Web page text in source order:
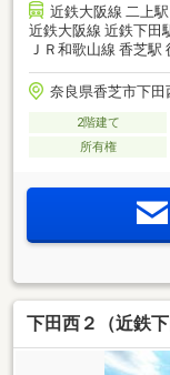
近鉄大阪線 二上
近鉄大阪線 近鉄下田
ＪＲ和歌山線 香芝駅
奈良県香芝市下田
2階建て
所有権
下田西２（近鉄